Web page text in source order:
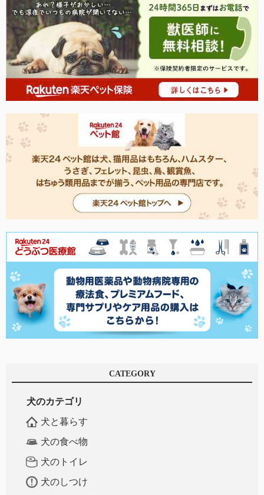
CATEGORY
犬のカテゴリ
犬と暮らす
犬の食べ物
犬のトイレ
犬のしつけ